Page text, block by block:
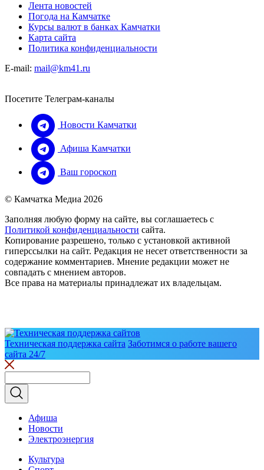
Лента новостей
Погода на Камчатке
Курсы валют в банках Камчатки
Карта сайта
Политика конфиденциальности
E-mail: mail@km41.ru
Посетите Телеграм-каналы
Новости Камчатки
Афиша Камчатки
Ваш гороскоп
© Камчатка Медиа 2026
Заполняя любую форму на сайте, вы соглашаетесь с
Политикой конфиденциальности сайта.
Копирование разрешено, только с установкой активной
гиперссылки на сайт. Редакция не несет ответственности за
содержание комментариев. Мнение редакции может не
совпадать с мнением авторов.
Все права на материалы принадлежат их владельцам.
Техническая поддержка сайта Заботимся о работе вашего
сайта 24/7
Афиша
Новости
Электроэнергия
Культура